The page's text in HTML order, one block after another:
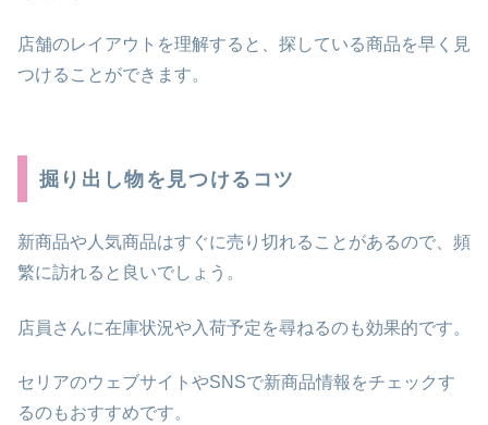
店舗のレイアウトを理解すると、探している商品を早く見
つけることができます。
掘り出し物を見つけるコツ
新商品や人気商品はすぐに売り切れることがあるので、頻
繁に訪れると良いでしょう。
店員さんに在庫状況や入荷予定を尋ねるのも効果的です。
セリアのウェブサイトやSNSで新商品情報をチェックす
るのもおすすめです。